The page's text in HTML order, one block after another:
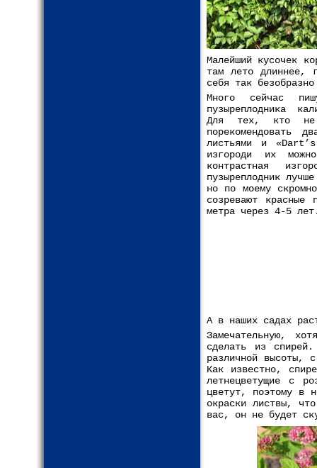
Малейший кусочек
там лето длиннее,
себя так
Много сейчас
пузыреплодника
Для тех, кто не
порекомендовать
листьями и
изгороди их
контрастная
пузыреплодник
но по моему
созревают красные
метра через 4-5
А в наших садах
Замечательную,
сделать из
различной высоты,
Как известно,
летнецветущие с
цветут, поэтому в
окраски листвы,
вас, он не будет